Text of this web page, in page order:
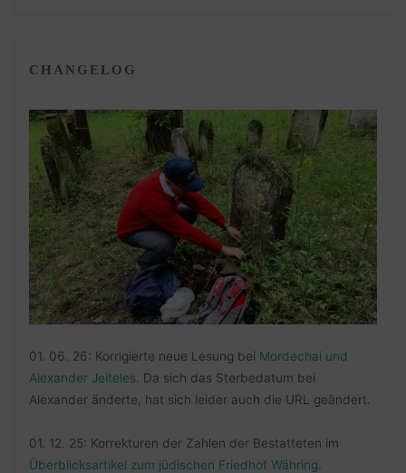
CHANGELOG
01. 06. 26: Korrigierte neue Lesung bei Mordechai und
Alexander Jeiteles . Da sich das Sterbedatum bei
Alexander änderte, hat sich leider auch die URL geändert.
01. 12. 25: Korrekturen der Zahlen der Bestatteten im
Überblicksartikel zum jüdischen Friedhof Währing